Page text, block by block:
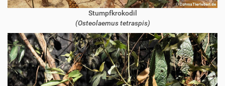
Stumpfkrokodil
(Osteolaemus tetraspis)